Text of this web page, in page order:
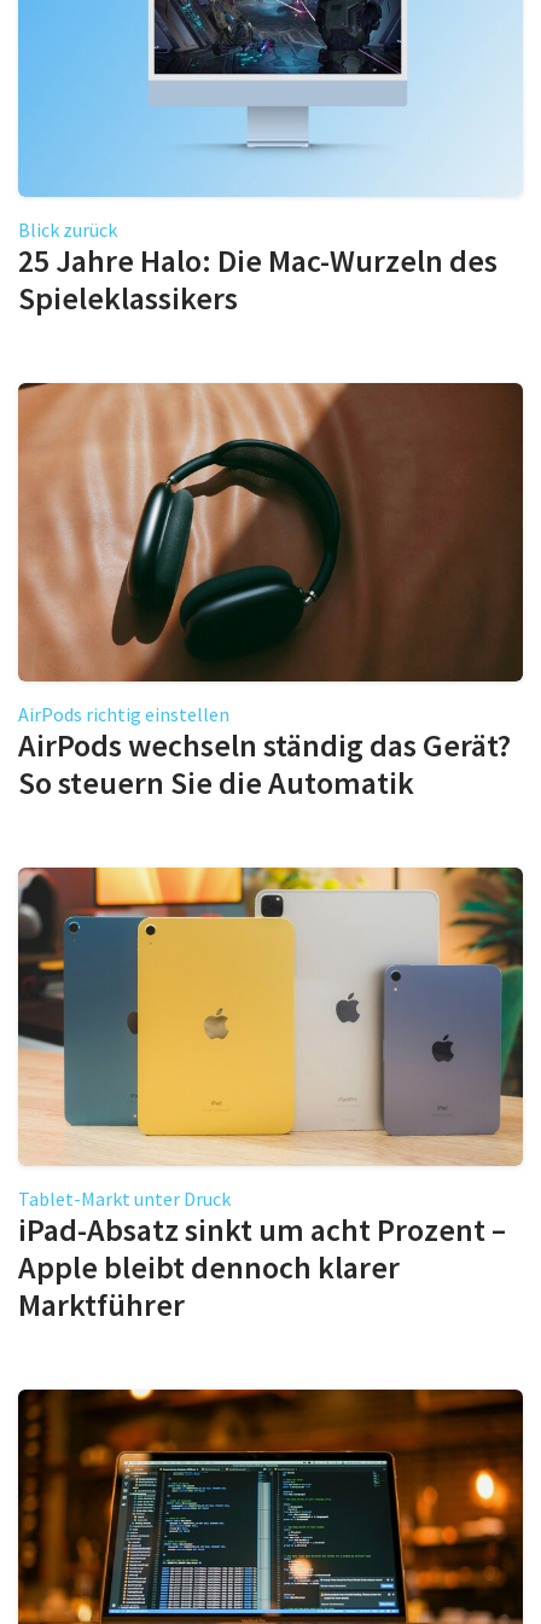
Blick zurück
25 Jahre Halo: Die Mac-Wurzeln des
Spieleklassikers
AirPods richtig einstellen
AirPods wechseln ständig das Gerät?
So steuern Sie die Automatik
Tablet-Markt unter Druck
iPad-Absatz sinkt um acht Prozent –
Apple bleibt dennoch klarer
Marktführer